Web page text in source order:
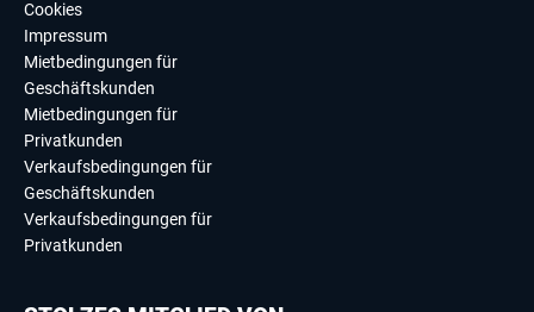
Cookies
Impressum
Mietbedingungen für
Geschäftskunden
Mietbedingungen für
Privatkunden
Verkaufsbedingungen für
Geschäftskunden
Verkaufsbedingungen für
Privatkunden